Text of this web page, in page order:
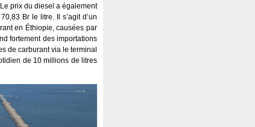
prix du diesel a également
Br le litre. Il s’agit d’un
en Éthiopie, causées par
fortement des importations
de carburant via le terminal
de 10 millions de litres